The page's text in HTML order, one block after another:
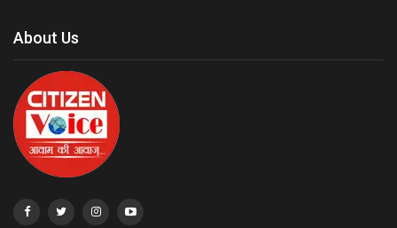
About Us